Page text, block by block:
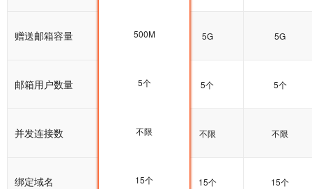
赠送邮箱容量 5G 5G 5G
邮箱用户数量 5个 5个 5个
并发连接数 不限 不限 不限
绑定域名 15个 15个 15个
500M
5个
不限
15个